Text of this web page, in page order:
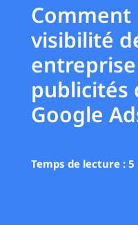
visibilité
publicités
Google